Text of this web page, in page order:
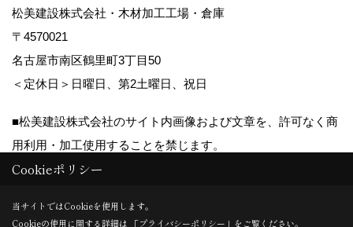
松美建設株式会社・木材加工工場・倉庫
〒4570021
名古屋市南区鶴里町3丁目50
＜定休日＞日曜日、第2土曜日、祝日
■松美建設株式会社のサイト内画像および文章を、許可なく商
用利用・加工使用することを禁じます。
Copyright (c) matsumikensetsu. All Rights Reserved.
Cookieポリシー
当サイトではCookieを使用します。
Cookieの使用に関する詳細は 「プライバシーポリシー 」をご覧ください。